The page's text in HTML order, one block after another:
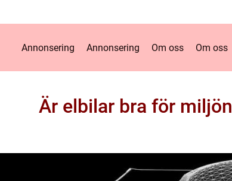
Annonsering Annonsering Om oss Om oss
Är elbilar bra för miljön